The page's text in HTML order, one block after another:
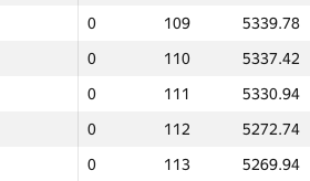
0 109 5339.78
0 110 5337.42
0 111 5330.94
0 112 5272.74
0 113 5269.94